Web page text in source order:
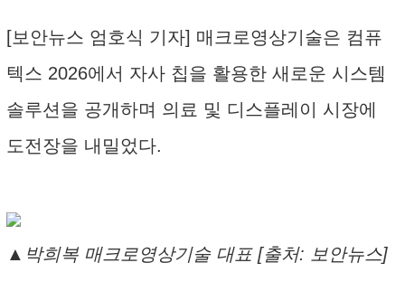
[보안뉴스 엄호식 기자] 매크로영상기술은 컴퓨
텍스 2026에서 자사 칩을 활용한 새로운 시스템
솔루션을 공개하며 의료 및 디스플레이 시장에
도전장을 내밀었다.
▲박희복 매크로영상기술 대표 [출처: 보안뉴스]